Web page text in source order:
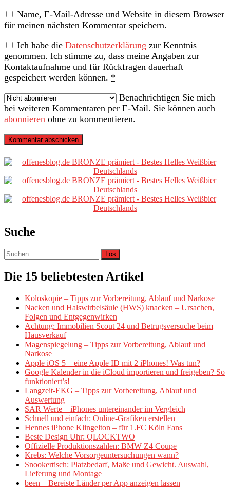
(nicht
erforderlich)
Name, E-Mail-Adresse und Website in diesem Browser
für meinen nächsten Kommentar speichern.
Ich habe die Datenschutzerklärung zur Kenntnis
genommen. Ich stimme zu, dass meine Angaben zur
Kontaktaufnahme und für Rückfragen dauerhaft
gespeichert werden können. *
Benachrichtigen Sie mich
bei weiteren Kommentaren per E-Mail. Sie können auch
abonnieren ohne zu kommentieren.
Primäre
Sidebar
Suche
Suche
nach:
Die 15 beliebtesten Artikel
Koloskopie – Tipps zur Vorbereitung, Ablauf und Narkose
Nacken und Halswirbelsäule (HWS) knacken – Ursachen,
Folgen und Entgegenwirken
Achtung: Immobilien Scout 24 und Betrugsversuche beim
Hausverkauf
Magenspiegelung – Tipps zur Vorbereitung, Ablauf und
Narkose
Apple iOS 5 – eine Apple ID mit 2 iPhones! Was tun?
Google Kalender in die iCloud importieren und freigeben? So
funktioniert’s!
Langzeit-EKG – Tipps zur Vorbereitung, Ablauf und
Auswertung
SAR Werte – iPhones untereinander im Vergleich
Schnell und einfach: Online-Grafiken erstellen
Hennes iPhone Klingelton – für 1.FC Köln Fans
Beste Design Uhr: QLOCKTWO
Offizielle Produktionszahlen: BMW Z4 Coupe
Krebs: Welche Vorsorgeuntersuchungen wann?
Snookertisch: Platzbedarf, Maße und Gewicht. Auswahl,
Lieferung und Montage
been – Bereiste Länder per App anzeigen lassen